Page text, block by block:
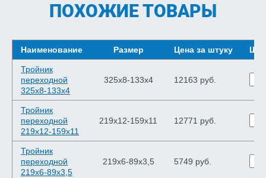
ПОХОЖИЕ ТОВАРЫ
Наименование Размер Цена за штуку
Тройник
переходной
325х8-133х4
325х8-133х4 12163 руб.
Тройник
переходной
219х12-159х11
219х12-159х11 12771 руб.
Тройник
переходной
219х6-89х3,5
219х6-89х3,5 5749 руб.